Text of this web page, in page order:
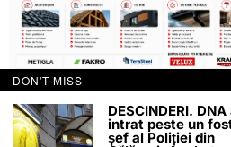
DON'T MISS
DESCINDERI. DNA
intrat peste un
șef al Poliției din